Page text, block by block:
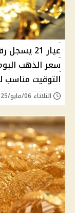
عيار 21
التوقيت مناسب
الثلاثاء 06/مايو/2025 - 12:25 ص